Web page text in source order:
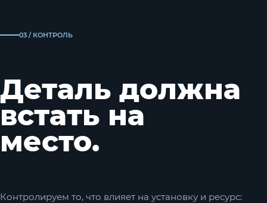
03 / КОНТРОЛЬ
Деталь должна
встать на
место.
Контролируем то, что влияет на установку и ресурс: